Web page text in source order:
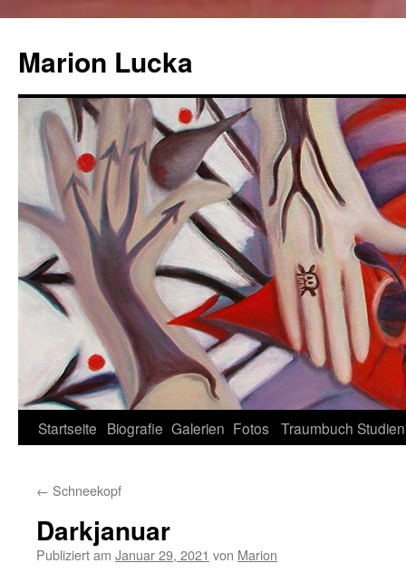
Marion Lucka
Zum
springen
Startseite Biografie Galerien Fotos Traumbuch Studien
← Schneekopf
Darkjanuar
Publiziert am Januar 29, 2021 von Marion